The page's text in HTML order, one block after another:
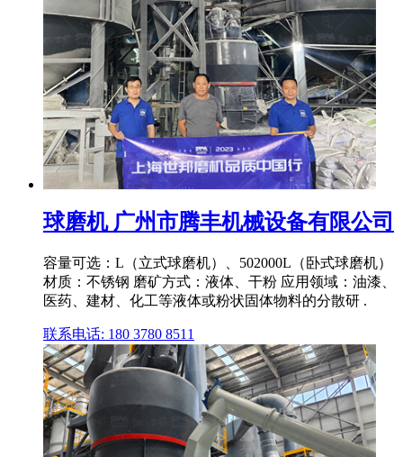
球磨机 广州市腾丰机械设备有限公司
容量可选：L（立式球磨机）、502000L（卧式球磨机）
材质：不锈钢 磨矿方式：液体、干粉 应用领域：油漆、
医药、建材、化工等液体或粉状固体物料的分散研 .
联系电话: 180 3780 8511